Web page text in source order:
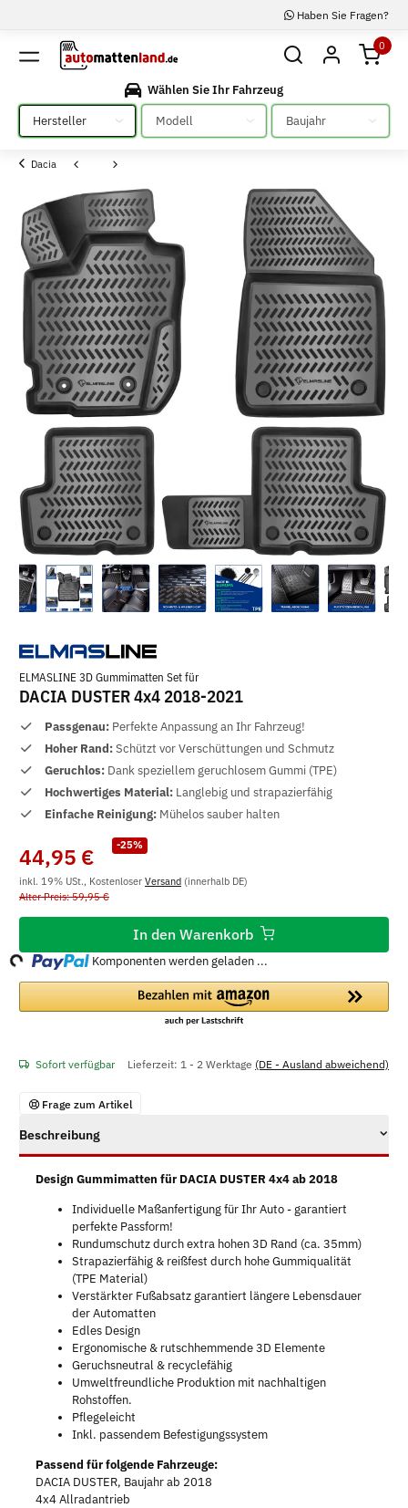
Haben Sie Fragen?
0
Wählen Sie Ihr Fahrzeug
Bitte auswählen
Bitte auswählen Bitte auswählen
Dacia
ELMASLINE 3D Gummimatten Set für
DACIA DUSTER 4x4 2018-2021
Passgenau: Perfekte Anpassung an Ihr Fahrzeug!
Hoher Rand:Schützt vor Verschüttungen und Schmutz
Geruchlos: Dank speziellem geruchlosem Gummi (TPE)
Hochwertiges Material: Langlebig und strapazierfähig
Einfache Reinigung: Mühelos sauber halten
-25%
44,95 €
inkl. 19% USt., Kostenloser Versand (innerhalb DE)
Alter Preis: 59,95 €
In den Warenkorb
Komponenten werden geladen ...
Sofort verfügbar Lieferzeit: 1 - 2 Werktage (DE - Ausland abweichend)
Frage zum Artikel
Beschreibung
Design Gummimatten für DACIA DUSTER 4x4 ab 2018
Individuelle Maßanfertigung für Ihr Auto - garantiert
perfekte Passform!
Rundumschutz durch extra hohen 3D Rand (ca. 35mm)
Strapazierfähig & reißfest durch hohe Gummiqualität
(TPE Material)
Verstärkter Fußabsatz garantiert längere Lebensdauer
der Automatten
Edles Design
Ergonomische & rutschhemmende 3D Elemente
Geruchsneutral & recyclefähig
Umweltfreundliche Produktion mit nachhaltigen
Rohstoffen.
Pflegeleicht
Inkl. passendem Befestigungssystem
Passend für folgende Fahrzeuge:
DACIA DUSTER, Baujahr ab 2018
4x4 Allradantrieb